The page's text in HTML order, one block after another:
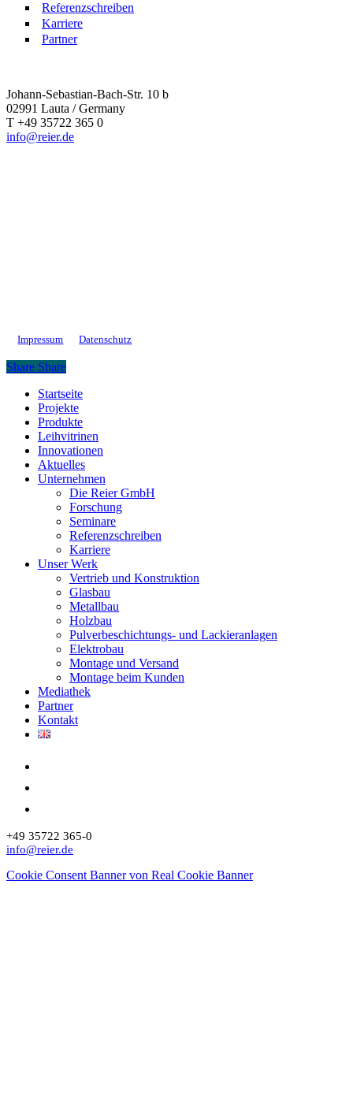
Referenzschreiben
Karriere
Partner
Johann-Sebastian-Bach-Str. 10 b
02991 Lauta / Germany
T +49 35722 365 0
info@reier.de
Impressum Datenschutz
Share Share
Close
Menu
Startseite
Projekte
Produkte
Leihvitrinen
Innovationen
Aktuelles
Unternehmen
Die Reier GmbH
Forschung
Seminare
Referenzschreiben
Karriere
Unser Werk
Vertrieb und Konstruktion
Glasbau
Metallbau
Holzbau
Pulverbeschichtungs- und Lackieranlagen
Elektrobau
Montage und Versand
Montage beim Kunden
Mediathek
Partner
Kontakt
+49 35722 365-0
info@reier.de
Cookie Consent Banner von Real Cookie Banner